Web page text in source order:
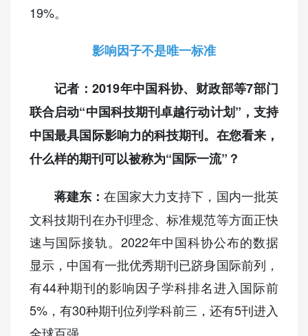
19%。
影响因子不是唯一标准
记者：2019年中国科协、财政部等7部门
联合启动“中国科技期刊卓越行动计划”，支持
中国最具国际影响力的科技期刊。在您看来，
什么样的期刊可以被称为“国际一流”？
蒋建东：在国家大力支持下，国内一批英
文科技期刊在办刊理念、标准规范等方面正快
速与国际接轨。2022年中国科协公布的数据
显示，中国有一批优秀期刊已跻身国际前列，
有44种期刊的影响因子学科排名进入国际前
5%，有30种期刊位列学科前三，还有5刊进入